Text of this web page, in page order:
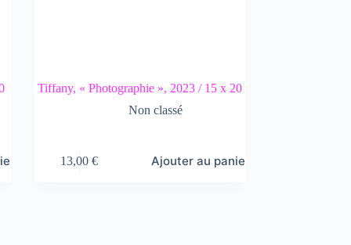
Tiffany, « Photographie », 2023 / 15 x 20
Non classé
13,00€ Ajouter au panier